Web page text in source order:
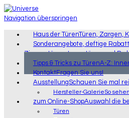
Navigation überspringen
Haus der TürenTüren, Zargen,
Sonderangebote, deftige
Zimmertüren, Innentüren und
Tipps & Tricks zu TürenA-Z:
KontaktFragen Sie uns!
AusstellungSchauen Sie mal
Hersteller-GalerieSo
zum Online-ShopAuswahl die
Türen